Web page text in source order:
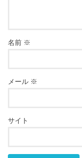
名前 ※
メール ※
サイト